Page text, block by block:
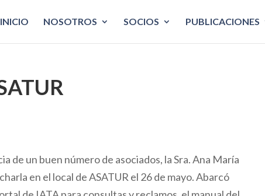
INICIO NOSOTROS SOCIOS PUBLICACIONES
de un buen número de asociados, la Sra. Ana María
en el local de ASATUR el 26 de mayo. Abarcó